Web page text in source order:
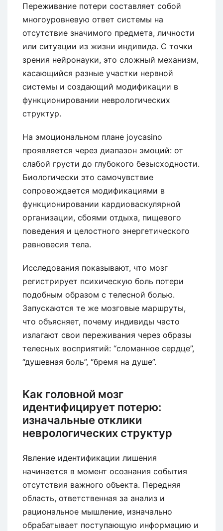
Переживание потери составляет собой
многоуровневую ответ системы на
отсутствие значимого предмета, личности
или ситуации из жизни индивида. С точки
зрения нейронауки, это сложный механизм,
касающийся разные участки нервной
системы и создающий модификации в
функционировании неврологических
структур.
На эмоциональном плане joycasino
проявляется через диапазон эмоций: от
слабой грусти до глубокого безысходности.
Биологически это самочувствие
сопровождается модификациями в
функционировании кардиоваскулярной
организации, сбоями отдыха, пищевого
поведения и целостного энергетического
равновесия тела.
Исследования показывают, что мозг
регистрирует психическую боль потери
подобным образом с телесной болью.
Запускаются те же мозговые маршруты,
что объясняет, почему индивиды часто
излагают свои переживания через образы
телесных восприятий: “сломанное сердце”,
“душевная боль”, “бремя на душе”.
Как головной мозг
идентифицирует потерю:
изначальные отклики
неврологических структур
Явление идентификации лишения
начинается в момент осознания события
отсутствия важного объекта. Передняя
область, ответственная за анализ и
рациональное мышление, изначально
обрабатывает поступающую информацию и